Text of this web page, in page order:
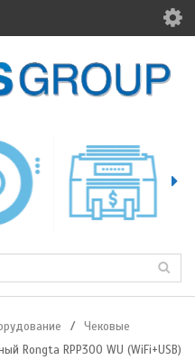
/
Чековые
Rongta RPP300 WU (WiFi+USB)